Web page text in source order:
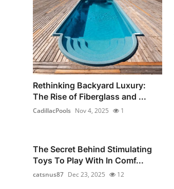
Rethinking Backyard Luxury:
The Rise of Fiberglass and ...
CadillacPools Nov 4, 2025 1
The Secret Behind Stimulating
Toys To Play With In Comf...
catsnus87 Dec 23, 2025 12